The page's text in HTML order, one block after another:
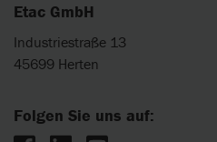
Etac GmbH
Industriestraße 13
45699 Herten
Folgen Sie uns auf: